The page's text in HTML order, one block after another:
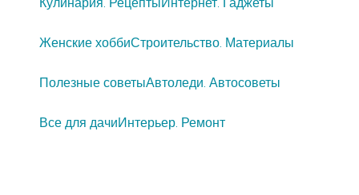
Женские хоббиСтроительство. Материалы
Полезные советыАвтоледи. Автосоветы
Все для дачиИнтерьер. Ремонт